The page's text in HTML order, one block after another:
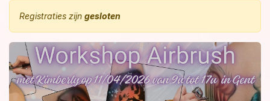
Registraties zijn gesloten